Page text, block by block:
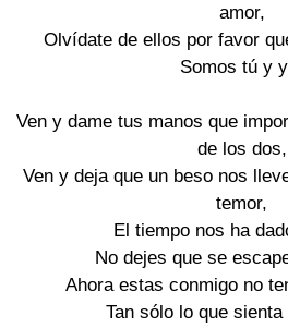
amor,
Olvídate de ellos por favor
Somos tú y
Ven y dame tus manos que
de los dos,
Ven y deja que un beso nos
temor,
El tiempo nos ha
No dejes que se
Ahora estas conmigo no
Tan sólo lo que